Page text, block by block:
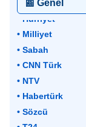
• Hürriyet
• Milliyet
• Sabah
• CNN Türk
• NTV
• Habertürk
• Sözcü